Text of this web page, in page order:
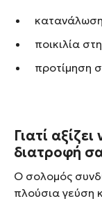
ποικιλία
προτίμηση
Γιατί
διατροφή
Ο σολομός
πλούσια γεύση